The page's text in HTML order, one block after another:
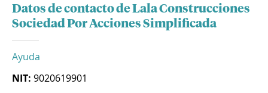
Datos de contacto de Lala Construcciones
Sociedad Por Acciones Simplificada
Ayuda
NIT: 9020619901